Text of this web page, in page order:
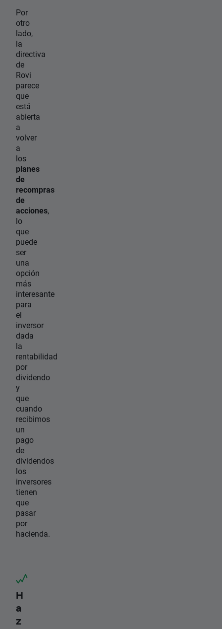
Por
otro
lado,
la
directiva
de
Rovi
parece
que
está
abierta
a
volver
a
los
planes
de
recompras
de
acciones,
lo
que
puede
ser
una
opción
más
interesante
para
el
inversor
dada
la
rentabilidad
por
dividendo
y
que
cuando
recibimos
un
pago
de
dividendos
los
inversores
tienen
que
pasar
por
hacienda.
H
a
z